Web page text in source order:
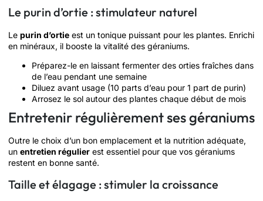
Le purin d’ortie : stimulateur naturel
Le purin d’ortie est un tonique puissant pour les plantes. Enrichi
en minéraux, il booste la vitalité des géraniums.
Préparez-le en laissant fermenter des orties fraîches dans
de l’eau pendant une semaine
Diluez avant usage (10 parts d’eau pour 1 part de purin)
Arrosez le sol autour des plantes chaque début de mois
Entretenir régulièrement ses géraniums
Outre le choix d’un bon emplacement et la nutrition adéquate,
un entretien régulier est essentiel pour que vos géraniums
restent en bonne santé.
Taille et élagage : stimuler la croissance